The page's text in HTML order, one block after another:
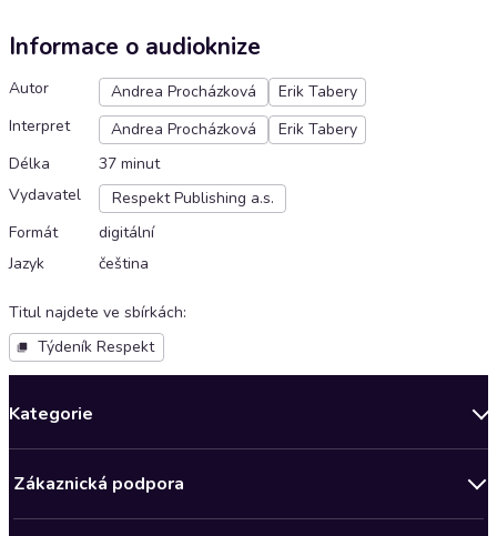
Informace o audioknize
Autor Andrea Procházková
Erik Tabery
Interpret
Andrea Procházková
Erik Tabery
Délka
37 minut
Vydavatel
Respekt Publishing a.s.
Formát
digitální
Jazyk
čeština
Titul najdete ve sbírkách:
Týdeník Respekt
Kategorie
Bestsellery měsíce
Zákaznická podpora